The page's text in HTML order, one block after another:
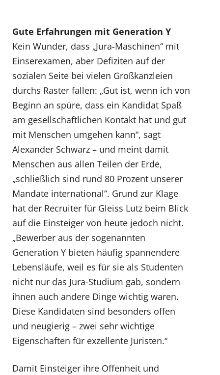
Gute Erfahrungen mit Generation Y
Kein Wunder, dass „Jura-Maschinen“ mit
Einserexamen, aber Defiziten auf der
sozialen Seite bei vielen Großkanzleien
durchs Raster fallen: „Gut ist, wenn ich von
Beginn an spüre, dass ein Kandidat Spaß
am gesellschaftlichen Kontakt hat und gut
mit Menschen umgehen kann“, sagt
Alexander Schwarz – und meint damit
Menschen aus allen Teilen der Erde,
„schließlich sind rund 80 Prozent unserer
Mandate international“. Grund zur Klage
hat der Recruiter für Gleiss Lutz beim Blick
auf die Einsteiger von heute jedoch nicht.
„Bewerber aus der sogenannten
Generation Y bieten häufig spannendere
Lebensläufe, weil es für sie als Studenten
nicht nur das Jura-Studium gab, sondern
ihnen auch andere Dinge wichtig waren.
Diese Kandidaten sind besonders offen
und neugierig – zwei sehr wichtige
Eigenschaften für exzellente Juristen.“
Damit Einsteiger ihre Offenheit und